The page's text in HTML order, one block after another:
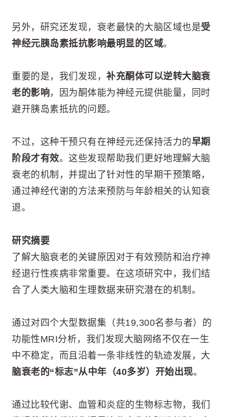
另外，研究还发现，衰老最快的大脑区域也是受
神经元胰岛素抵抗影响最明显的区域。
重要的是，我们发现， 补充酮体可以逆转大脑衰
老的影响，因为酮体能为神经元提供能量，同时
避开胰岛素抵抗的问题。
不过，这种干预只有在神经元还保持活力的早期
阶段才有效。这些发现帮助我们更好地理解大脑
衰老的机制，并提出了针对性的早期干预策略，
通过神经代谢的方法来预防与年龄相关的认知衰
退。
研究摘要
了解大脑衰老的关键原因对于有效预防和治疗神
经退行性疾病非常重要。在这项研究中，我们结
合了人类大脑和生理数据来研究潜在的机制。
通过对四个大型数据集（共19,300名参与者）的
功能性MRI分析，我们发现大脑网络不仅在一生
中不稳定，而且沿着一条非线性的轨迹发展，大
脑衰老的“标志”从中年（40多岁）开始出现。
通过比较代谢、血管和炎症的生物标志物，我们